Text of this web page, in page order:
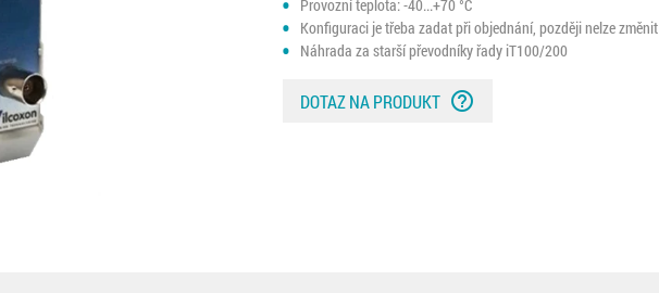
Provozní teplota: -40...+70 °C
Konfiguraci je třeba zadat při objednání, později nelze změnit
Náhrada za starší převodníky řady iT100/200
DOTAZ NA PRODUKT help_outline